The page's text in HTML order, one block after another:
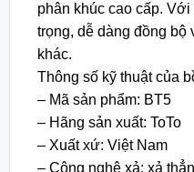
phân khúc cao cấp.
trọng, dễ dàng đồng bộ
khác.
Thông số kỹ thuật của
– Mã sản phẩm: BT5
– Hãng sản xuất: ToTo
– Xuất xứ: Việt Nam
– Công nghệ xả: xả